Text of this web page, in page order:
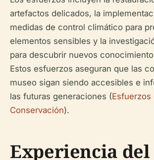
artefactos delicados, la
medidas de control climático para
elementos sensibles y la
para descubrir nuevos
Estos esfuerzos aseguran que las
museo sigan siendo accesibles e
las futuras generaciones (Esfuerzos
Conservación).
Experiencia del